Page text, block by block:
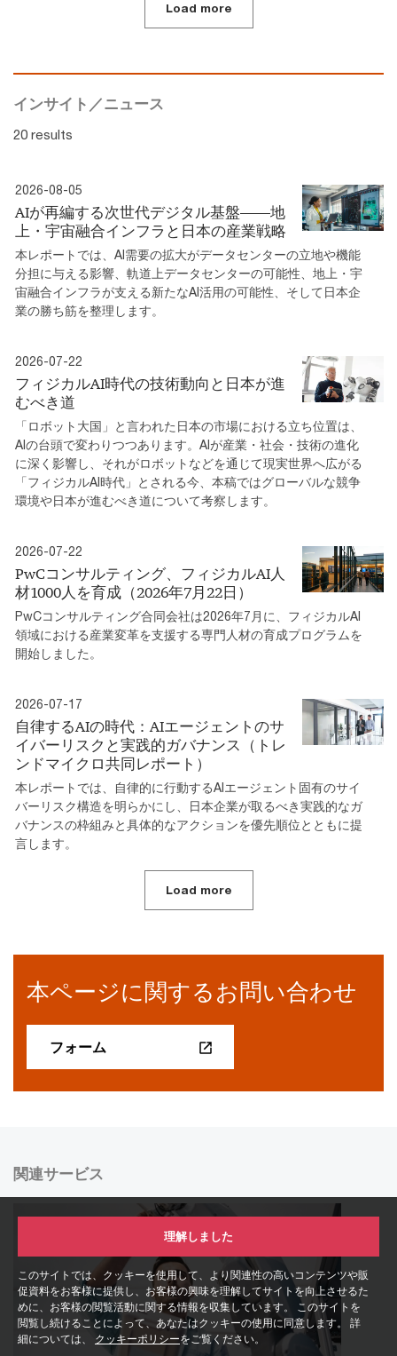
このサイトでは、クッキーを使用して、より関連性の高いコンテンツや販
促資料をお客様に提供し、お客様の興味を理解してサイトを向上させるた
めに、お客様の閲覧活動に関する情報を収集しています。 このサイトを
閲覧し続けることによって、あなたはクッキーの使用に同意します。 詳
細については、 クッキーポリシーをご覧ください。
理解しました
Load more
インサイト／ニュース
20 results
2026-08-05
AIが再編する次世代デジタル基盤――地
上・宇宙融合インフラと日本の産業戦略
本レポートでは、AI需要の拡大がデータセンターの立地や機能
分担に与える影響、軌道上データセンターの可能性、地上・宇
宙融合インフラが支える新たなAI活用の可能性、そして日本企
業の勝ち筋を整理します。
2026-07-22
フィジカルAI時代の技術動向と日本が進
むべき道
「ロボット大国」と言われた日本の市場における立ち位置は、
AIの台頭で変わりつつあります。AIが産業・社会・技術の進化
に深く影響し、それがロボットなどを通じて現実世界へ広がる
「フィジカルAI時代」とされる今、本稿ではグローバルな競争
環境や日本が進むべき道について考察します。
2026-07-22
PwCコンサルティング、フィジカルAI人
材1000人を育成（2026年7月22日）
PwCコンサルティング合同会社は2026年7月に、フィジカルAI
領域における産業変革を支援する専門人材の育成プログラムを
開始しました。
2026-07-17
自律するAIの時代：AIエージェントのサ
イバーリスクと実践的ガバナンス（トレ
ンドマイクロ共同レポート）
本レポートでは、自律的に行動するAIエージェント固有のサイ
バーリスク構造を明らかにし、日本企業が取るべき実践的なガ
バナンスの枠組みと具体的なアクションを優先順位とともに提
言します。
Load more
本ページに関するお問い合わせ
フォーム
関連サービス